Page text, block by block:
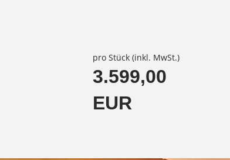
pro Stück (inkl. MwSt.)
3.599,00
EUR